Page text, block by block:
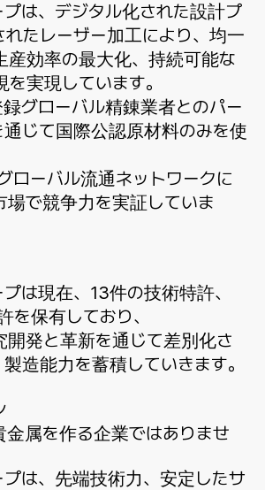
プは、デジタル化された設計プ
れたレーザー加工により、均一
産効率の最大化、持続可能な
実現しています。
グローバル精錬業者とのパー
通じて国際公認原材料のみを使
ローバル流通ネットワークに
場で競争力を実証していま
は現在、13件の技術特許、
保有しており、
開発と革新を通じて差別化さ
造能力を蓄積していきます。
金属を作る企業ではありませ
プは、先端技術力、安定したサ